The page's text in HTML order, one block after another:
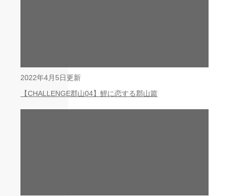
2022年4月5日更新
【CHALLENGE郡山04】鯉に恋する郡山篇